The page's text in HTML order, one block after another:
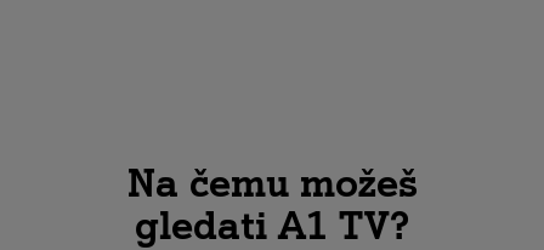
Na čemu možeš
gledati A1 TV?